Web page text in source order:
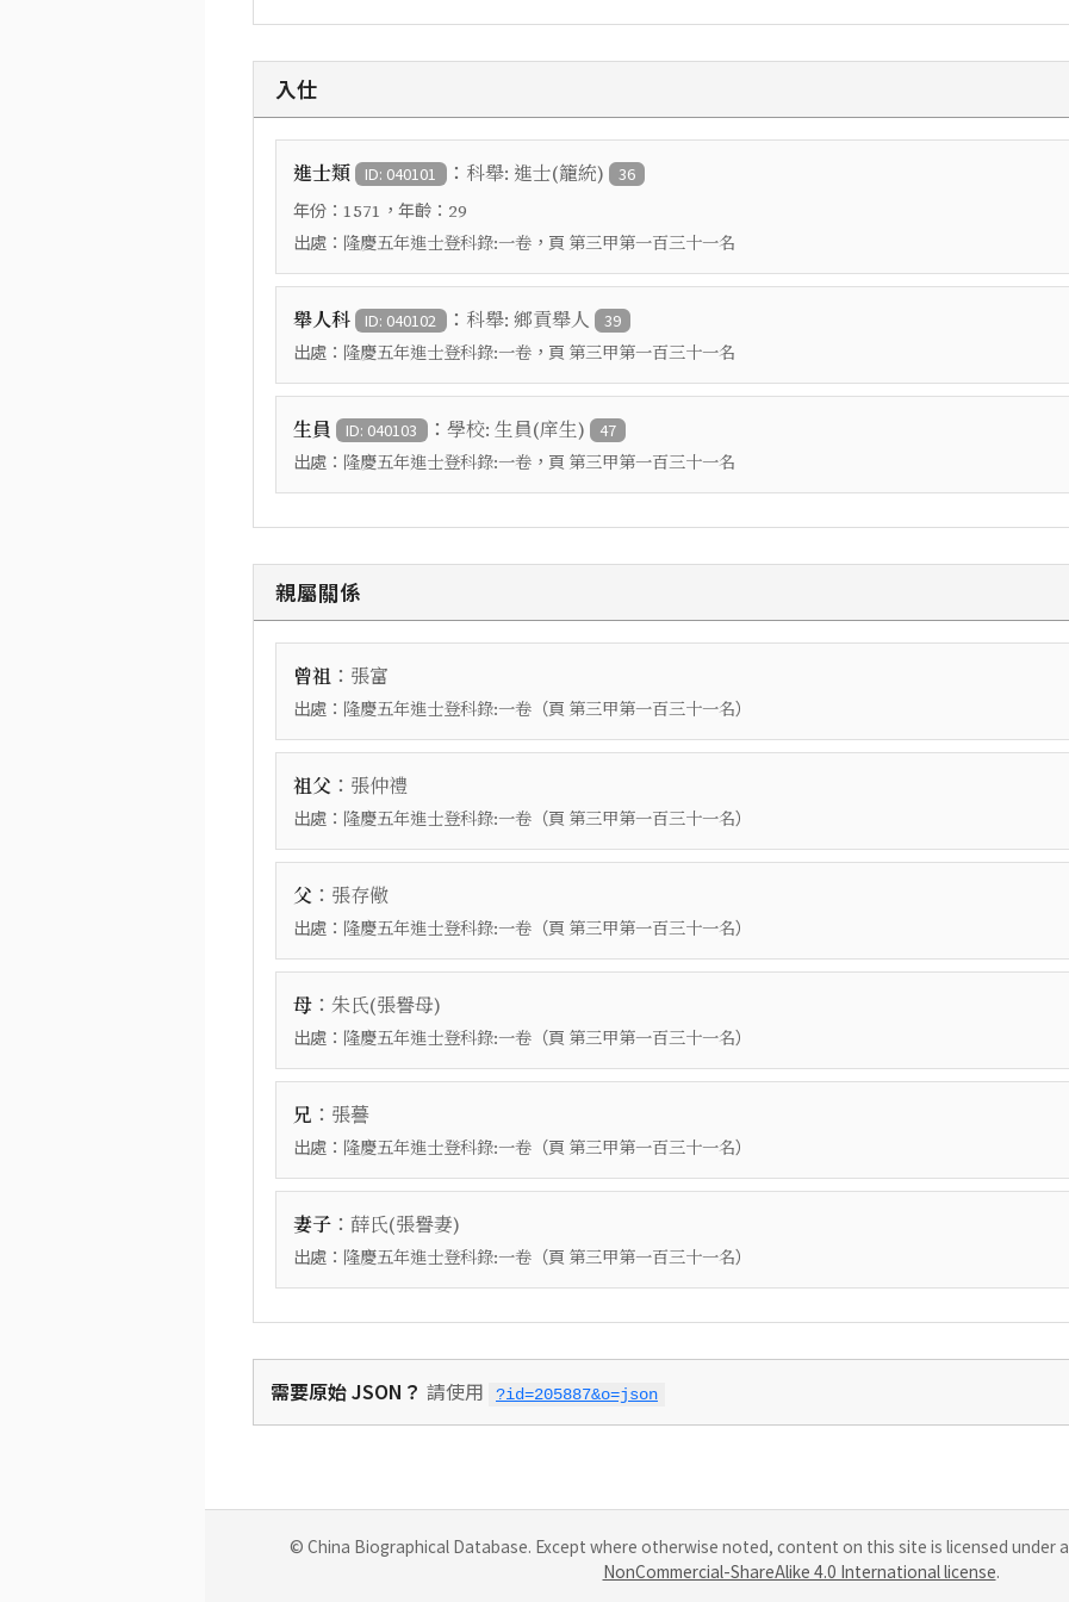
入仕
進士類 ID: 040101 ： 科舉: 進士(籠統) 36
年份： 1571 ，年齡： 29
出處： 隆慶五年進士登科錄:一卷 ，頁 第三甲第一百三十一名
舉人科 ID: 040102 ： 科舉: 鄉貢舉人 39
出處： 隆慶五年進士登科錄:一卷 ，頁 第三甲第一百三十一名
生員 ID: 040103 ： 學校: 生員(庠生) 47
出處： 隆慶五年進士登科錄:一卷 ，頁 第三甲第一百三十一名
親屬關係
曾祖 ： 張富
出處： 隆慶五年進士登科錄:一卷 （頁 第三甲第一百三十一名）
祖父 ： 張仲禮
出處： 隆慶五年進士登科錄:一卷 （頁 第三甲第一百三十一名）
父 ： 張存儆
出處： 隆慶五年進士登科錄:一卷 （頁 第三甲第一百三十一名）
母 ： 朱氏(張譽母)
出處： 隆慶五年進士登科錄:一卷 （頁 第三甲第一百三十一名）
兄 ： 張謩
出處： 隆慶五年進士登科錄:一卷 （頁 第三甲第一百三十一名）
妻子 ： 薛氏(張譽妻)
出處： 隆慶五年進士登科錄:一卷 （頁 第三甲第一百三十一名）
需要原始 JSON？ 請使用 ?id=205887&o=json
© China Biographical Database. Except where otherwise noted, content on this site is licensed under a
NonCommercial-ShareAlike 4.0 International license.